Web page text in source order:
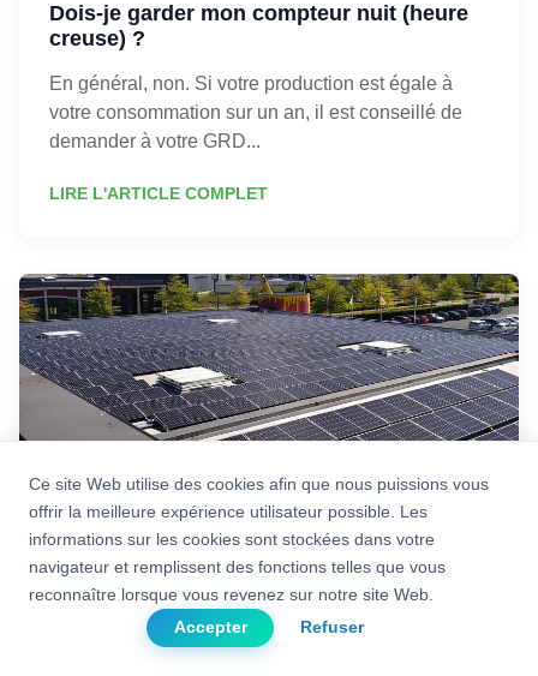
Dois-je garder mon compteur nuit (heure
creuse) ?
En général, non. Si votre production est égale à
votre consommation sur un an, il est conseillé de
demander à votre GRD...
LIRE L'ARTICLE COMPLET
Photovoltaïque
Dois-je déclarer l’installation
photovoltaïque auprès de mon assureur ?
Ce site Web utilise des cookies afin que nous puissions vous
offrir la meilleure expérience utilisateur possible. Les
informations sur les cookies sont stockées dans votre
navigateur et remplissent des fonctions telles que vous
reconnaître lorsque vous revenez sur notre site Web.
Accepter
Refuser